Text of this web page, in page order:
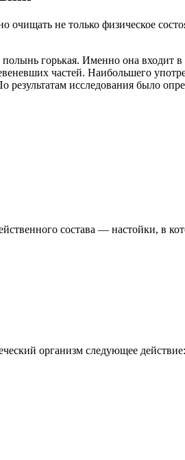
не только физическое
горькая. Именно она входит
частей. Наибольшего
исследования было
состава — настойки, в
организм следующее действие: